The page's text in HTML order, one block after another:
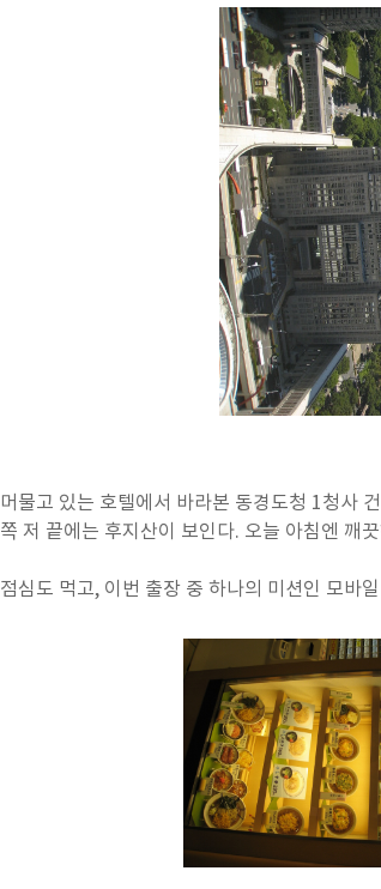
머물고 있는 호텔에서 바라본 동경도청 1청사
쪽 저 끝에는 후지산이 보인다. 오늘 아침엔 깨
점심도 먹고, 이번 출장 중 하나의 미션인 모바